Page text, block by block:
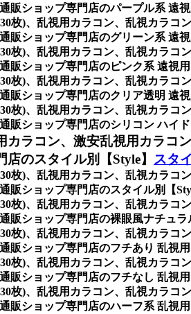
販ショップ専門店のパープル系 遠
枚)、乱視用カラコン、乱視カラ
販ショップ専門店のグリーン系 遠
枚)、乱視用カラコン、乱視カラ
販ショップ専門店のピンク系 遠視
枚)、乱視用カラコン、乱視カラ
販ショップ専門店のクリア透明 遠
枚)、乱視用カラコン、乱視カラ
販ショップ専門店のシリコン ハイ
ラコン、激安乱視用カラコ
のスタイル別【Style】 スタ
枚)、乱視用カラコン、乱視カラ
ショップ専門店のスタイル別【
枚)、乱視用カラコン、乱視カラ
販ショップ専門店の裸眼風ナチュ
枚)、乱視用カラコン、乱視カラ
販ショップ専門店のフチあり 乱視
枚)、乱視用カラコン、乱視カラ
販ショップ専門店のフチなし 乱視
枚)、乱視用カラコン、乱視カラ
販ショップ専門店のハーフ系 乱視